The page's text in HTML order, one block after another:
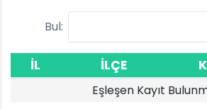
Bul:
İL İLÇE
Eşleşen Kayıt